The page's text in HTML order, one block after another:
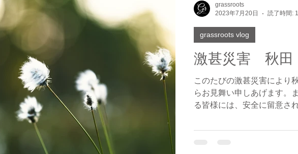
激甚災害 秋田
このたびの激甚災害により
らお見舞い申しあげます。
る皆様には、安全に留意さ
心からお祈りいたします。
grassroots vlog
grassroots
2023年7月20日
読了時間: